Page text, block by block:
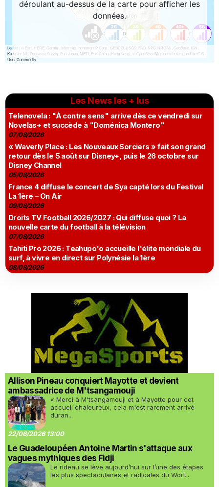
Les News les + lus
Telenovela : "À contre sens" arrive dès ce vendredi sur
Novelas+ et succède à "Doménica Montero"
07/08/2026
« Waverly Place : Les Nouveaux Sorciers » fait son grand
retour dès le 5 août sur Disney+, puis le 26 octobre sur
Disney Channel
05/08/2026
France 4 diffuse le concert de Sya capté lors du Festival
La 1ère – On Air
09/08/2026
Droits TV Football 2026/2027 : Qui diffuse quoi ? La
nouvelle carte du football à la télévision
07/08/2026
Tahiti Pro 2026 : Teahupo'o accueille l'élite mondiale du
surf, à vivre en direct sur Polynésie la 1ère
08/08/2026
Allison Pineau conquiert Mayotte et devient
ambassadrice de M'tsangamouji
« Merci à M'tsangamouji et à Mayotte pour cet
accueil chaleureux, cela m'est rarement arrivé
duran...
22/06/2026 13:00
Le Guadeloupéen Antoine Martin s'attaque aux
vagues mythiques des Fidji
Le rideau se lève aujourd’hui sur l’une des étapes
les plus spectaculaires et radicales du Worl...